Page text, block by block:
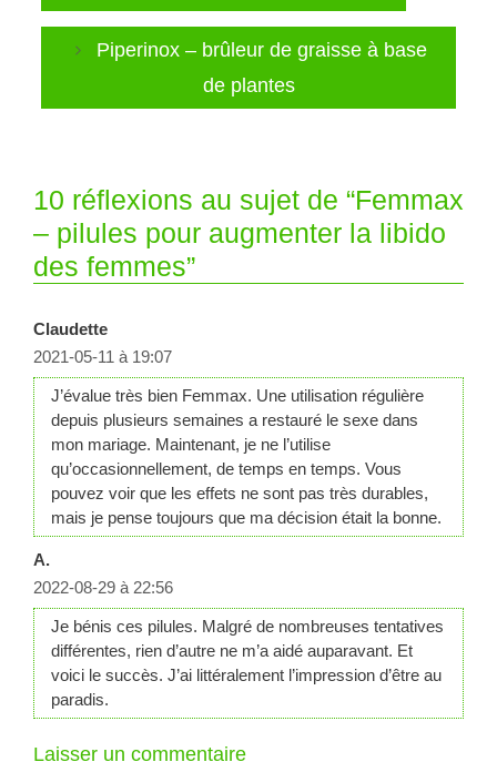
Piperinox – brûleur de graisse à base
de plantes
10 réflexions au sujet de “Femmax
– pilules pour augmenter la libido
des femmes”
Claudette
2021-05-11 à 19:07
J’évalue très bien Femmax. Une utilisation régulière
depuis plusieurs semaines a restauré le sexe dans
mon mariage. Maintenant, je ne l’utilise
qu’occasionnellement, de temps en temps. Vous
pouvez voir que les effets ne sont pas très durables,
mais je pense toujours que ma décision était la bonne.
A.
2022-08-29 à 22:56
Je bénis ces pilules. Malgré de nombreuses tentatives
différentes, rien d’autre ne m’a aidé auparavant. Et
voici le succès. J’ai littéralement l’impression d’être au
paradis.
Laisser un commentaire